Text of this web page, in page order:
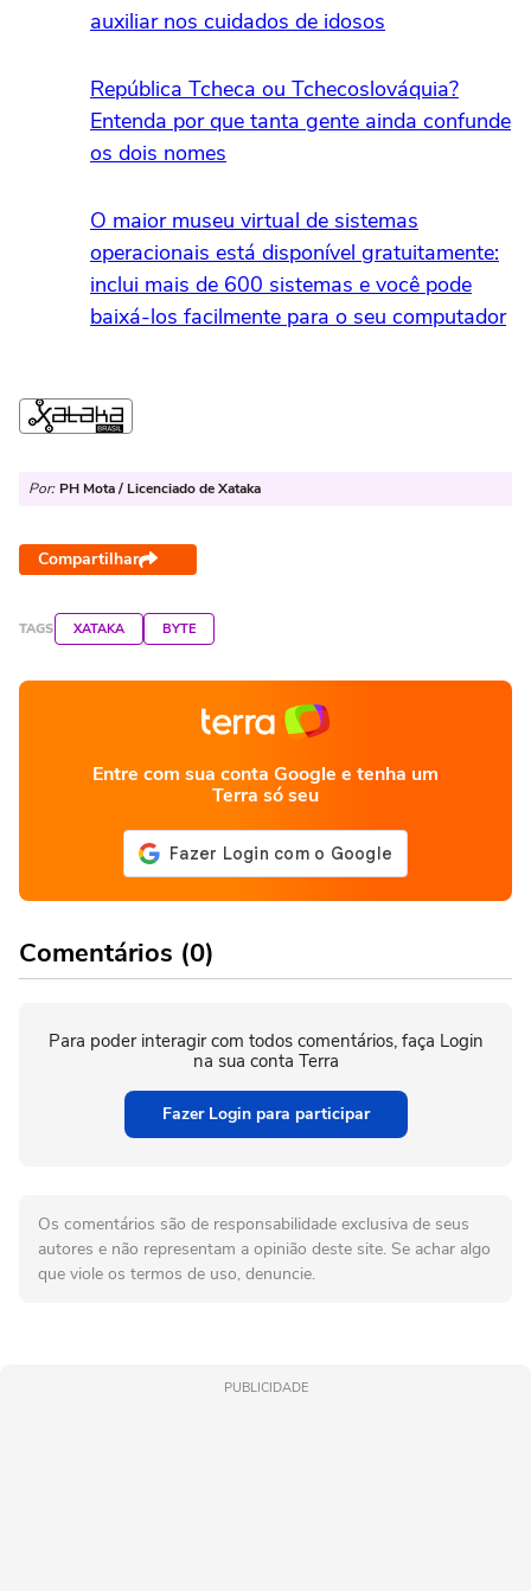
auxiliar nos cuidados de idosos
República Tcheca ou Tchecoslováquia?
Entenda por que tanta gente ainda confunde
os dois nomes
O maior museu virtual de sistemas
operacionais está disponível gratuitamente:
inclui mais de 600 sistemas e você pode
baixá-los facilmente para o seu computador
Por: PH Mota / Licenciado de Xataka
Compartilhar
TAGS XATAKA BYTE
Entre com sua conta Google e tenha um
Terra só seu
Comentários (0)
Para poder interagir com todos comentários, faça Login
na sua conta Terra
Fazer Login para participar
Os comentários são de responsabilidade exclusiva de seus
autores e não representam a opinião deste site. Se achar algo
que viole os termos de uso, denuncie.
PUBLICIDADE